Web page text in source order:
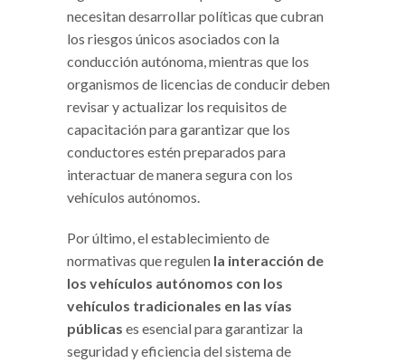
necesitan desarrollar políticas que cubran
los riesgos únicos asociados con la
conducción autónoma, mientras que los
organismos de licencias de conducir deben
revisar y actualizar los requisitos de
capacitación para garantizar que los
conductores estén preparados para
interactuar de manera segura con los
vehículos autónomos.
Por último, el establecimiento de
normativas que regulen la interacción de
los vehículos autónomos con los
vehículos tradicionales en las vías
públicas es esencial para garantizar la
seguridad y eficiencia del sistema de